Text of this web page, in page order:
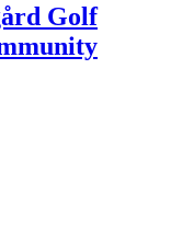
Golf